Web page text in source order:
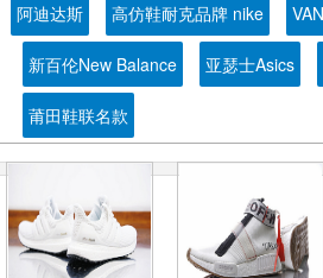
阿迪达斯 高仿鞋耐克品牌 nike
新百伦New Balance 亚瑟士Asics
莆田鞋联名款